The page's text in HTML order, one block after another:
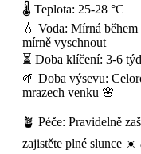
🌡️ Teplota: 25-28 °C
💧 Voda: Mírná
mírně vyschnout
⏳ Doba klíčení: 3-6
🌱 Doba výsevu:
mrazech venku 🌸
🪴 Péče: Pravidelně
zajistěte plné slunce ☀️